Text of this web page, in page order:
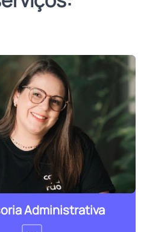
Administrativa